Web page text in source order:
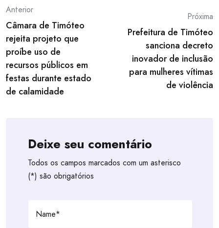
Post
navigation
Anterior
Câmara de Timóteo
rejeita projeto que
proíbe uso de
recursos públicos em
festas durante estado
de calamidade
Próxima
Prefeitura de Timóteo
sanciona decreto
inovador de inclusão
para mulheres vítimas
de violência
Deixe seu comentário
Todos os campos marcados com um asterisco
(*) são obrigatórios